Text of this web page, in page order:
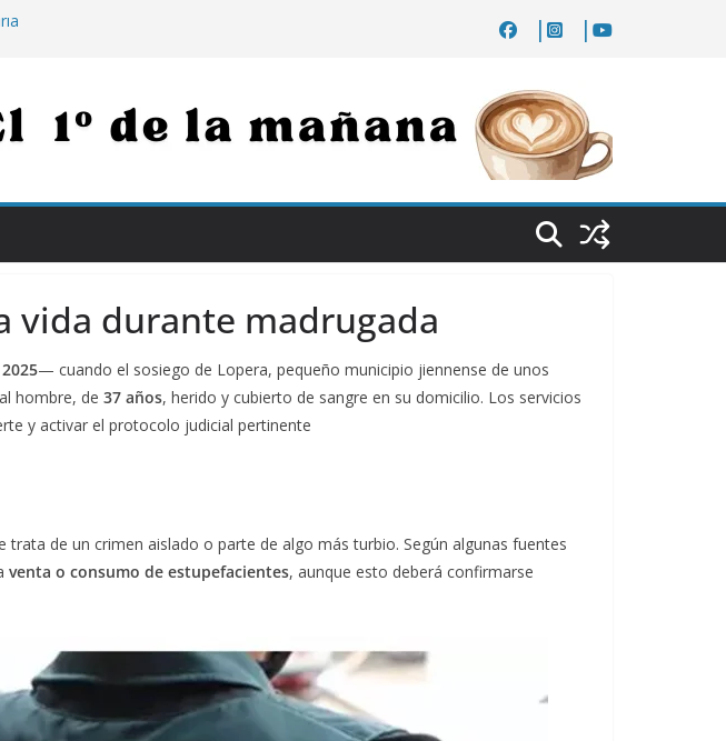
vida durante madrugada
— cuando el sosiego de Lopera, pequeño municipio jiennense de unos
hombre, de 37 años, herido y cubierto de sangre en su domicilio. Los servicios
y activar el protocolo judicial pertinente
de un crimen aislado o parte de algo más turbio. Según algunas fuentes
venta o consumo de estupefacientes, aunque esto deberá confirmarse